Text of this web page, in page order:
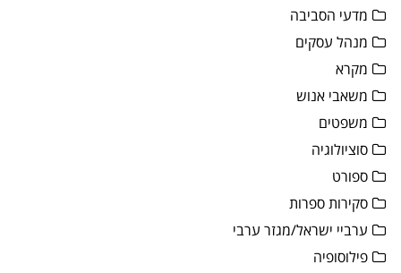
מדעי הסביבה
מנהל עסקים
מקרא
משאבי אנוש
משפטים
סוציולוגיה
ספורט
סקירות ספרות
ערביי ישראל/מגזר ערבי
פילוסופיה